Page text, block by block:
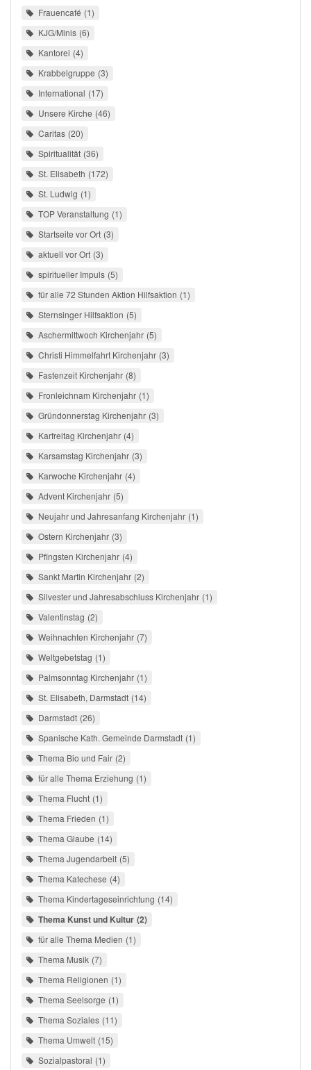
Frauencafé 1
KJG/Minis 6
Kantorei 4
Krabbelgruppe 3
International 17
Unsere Kirche 46
Caritas 20
Spiritualität 36
St. Elisabeth 172
St. Ludwig 1
TOP Veranstaltung 1
Startseite vor Ort 3
aktuell vor Ort 3
spiritueller Impuls 5
für alle 72 Stunden Aktion Hilfsaktion 1
Sternsinger Hilfsaktion 5
Aschermittwoch Kirchenjahr 5
Christi Himmelfahrt Kirchenjahr 3
Fastenzeit Kirchenjahr 8
Fronleichnam Kirchenjahr 1
Gründonnerstag Kirchenjahr 3
Karfreitag Kirchenjahr 4
Karsamstag Kirchenjahr 3
Karwoche Kirchenjahr 4
Advent Kirchenjahr 5
Neujahr und Jahresanfang Kirchenjahr 1
Ostern Kirchenjahr 3
Pfingsten Kirchenjahr 4
Sankt Martin Kirchenjahr 2
Silvester und Jahresabschluss Kirchenjahr 1
Valentinstag 2
Weihnachten Kirchenjahr 7
Weltgebetstag 1
Palmsonntag Kirchenjahr 1
St. Elisabeth, Darmstadt 14
Darmstadt 26
Spanische Kath. Gemeinde Darmstadt 1
Thema Bio und Fair 2
für alle Thema Erziehung 1
Thema Flucht 1
Thema Frieden 1
Thema Glaube 14
Thema Jugendarbeit 5
Thema Katechese 4
Thema Kindertageseinrichtung 14
Thema Kunst und Kultur 2
für alle Thema Medien 1
Thema Musik 7
Thema Religionen 1
Thema Seelsorge 1
Thema Soziales 11
Thema Umwelt 15
Sozialpastoral 1